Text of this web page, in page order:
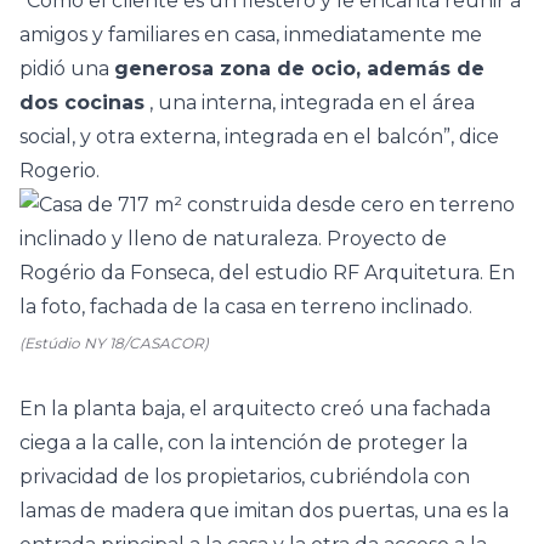
amigos y familiares en casa, inmediatamente me
pidió una generosa zona de ocio, además de
dos cocinas , una interna, integrada en el área
social, y otra externa, integrada en el balcón”, dice
Rogerio.
(Estúdio NY 18/CASACOR)
En la planta baja, el arquitecto creó una fachada
ciega a la calle, con la intención de proteger la
privacidad de los propietarios, cubriéndola con
lamas de madera que imitan dos puertas, una es la